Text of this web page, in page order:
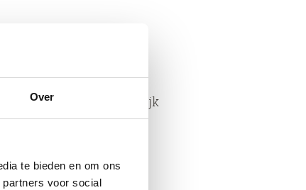
Over
te bieden en om ons
voor social
en diverse balans
wonen. In de wijk
Omdat De Linie als een
om de bouwstijl van de